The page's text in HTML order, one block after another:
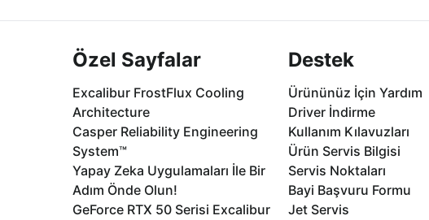
Özel Sayfalar
Excalibur FrostFlux Cooling
Architecture
Casper Reliability Engineering
System™
Yapay Zeka Uygulamaları İle Bir
Adım Önde Olun!
GeForce RTX 50 Serisi Excalibur
Destek
Ürününüz İçin Yardım
Driver İndirme
Kullanım Kılavuzları
Ürün Servis Bilgisi
Servis Noktaları
Bayi Başvuru Formu
Jet Servis